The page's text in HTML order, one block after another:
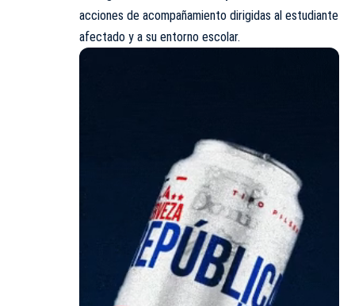
acciones de acompañamiento dirigidas al estudiante
afectado y a su entorno escolar.